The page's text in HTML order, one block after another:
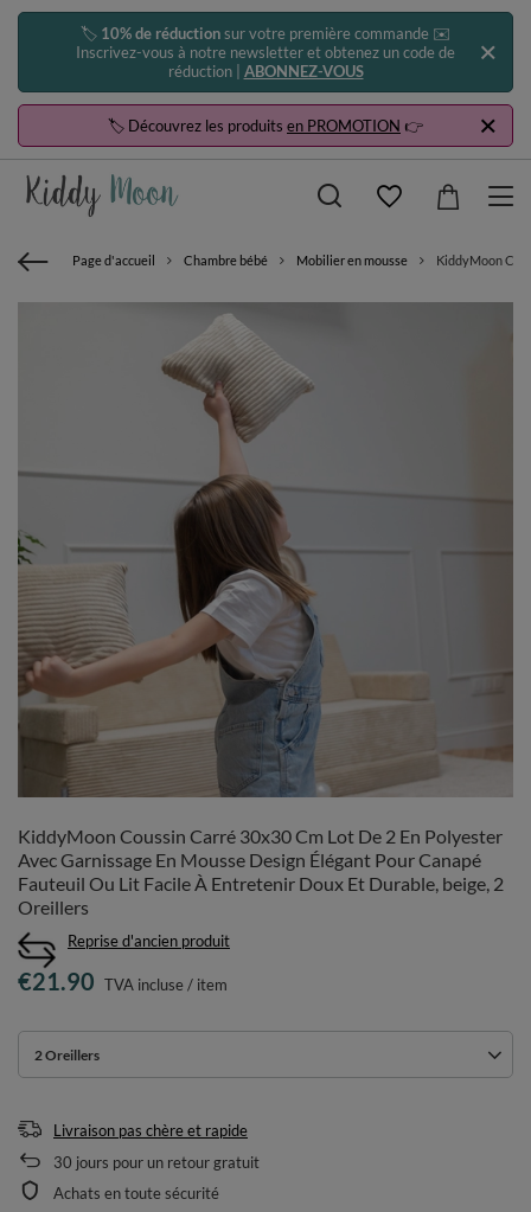
🏷️ 10% de réductionsur votre première commande ✉️
Inscrivez-vous à notre newsletter et obtenez un code de
réduction | ABONNEZ-VOUS
🏷️ Découvrez les produits en PROMOTION 👉
Page d'accueil Chambre bébé Mobilier en mousse KiddyMoon
KiddyMoon Coussin Carré 30x30 Cm Lot De 2 En Polyester
Avec Garnissage En Mousse Design Élégant Pour Canapé
Fauteuil Ou Lit Facile À Entretenir Doux Et Durable, beige, 2
Oreillers
Reprise d'ancien produit
2 Oreillers
€21.90 TVA incluse/ item
Livraison pas chère et rapide
30 jours pour un retour gratuit
Achats en toute sécurité